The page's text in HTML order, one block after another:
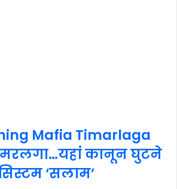
Mafia Timarlaga
कानून घुटने
‘सलाम’